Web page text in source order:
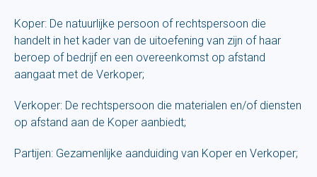
Koper: De natuurlijke persoon of rechtspersoon die
handelt in het kader van de uitoefening van zijn of haar
beroep of bedrijf en een overeenkomst op afstand
aangaat met de Verkoper;
Verkoper: De rechtspersoon die materialen en/of diensten
op afstand aan de Koper aanbiedt;
Partijen: Gezamenlijke aanduiding van Koper en Verkoper;